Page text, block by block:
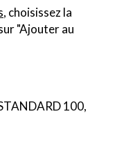
, choisissez la
"Ajouter au
100,